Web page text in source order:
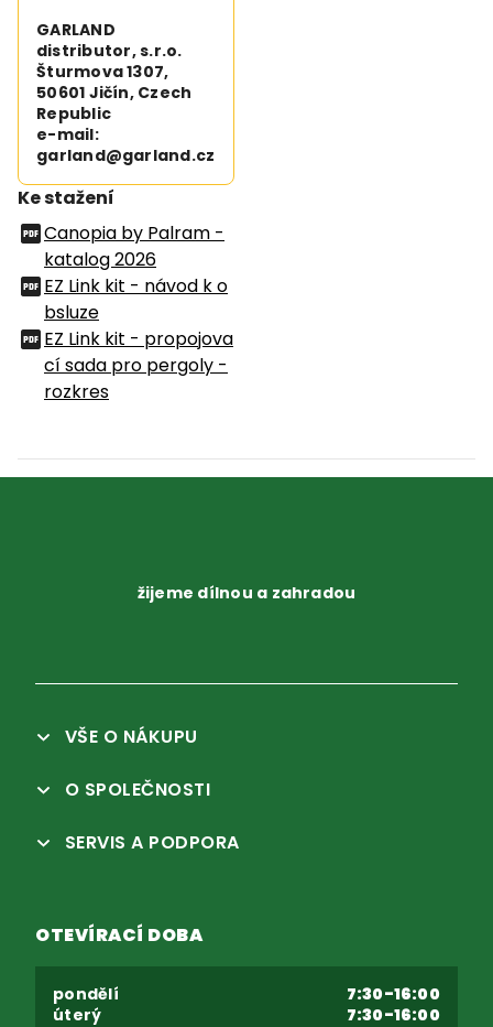
GARLAND
distributor, s.r.o.
Šturmova 1307,
50601 Jičín, Czech
Republic
e-mail:
garland@garland.cz
Ke stažení
Canopia by Palram -
katalog 2026
EZ Link kit - návod k o
bsluze
EZ Link kit - propojova
cí sada pro pergoly -
rozkres
žijeme dílnou a zahradou
VŠE O NÁKUPU
O SPOLEČNOSTI
SERVIS A PODPORA
OTEVÍRACÍ DOBA
pondělí
7:30-16:00
úterý
7:30-16:00